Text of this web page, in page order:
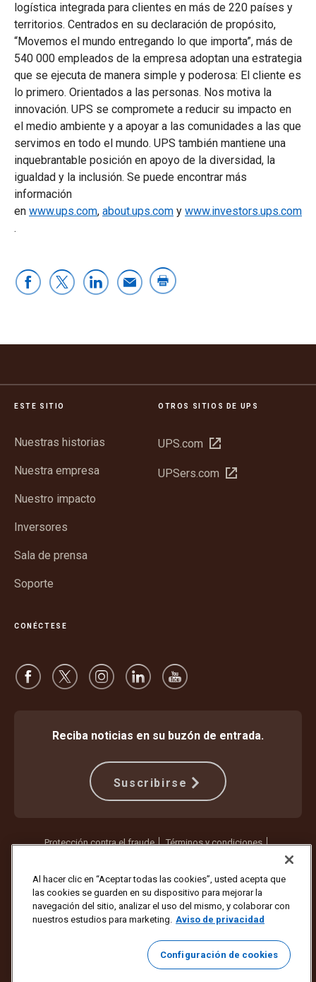
logística integrada para clientes en más de 220 países y
territorios. Centrados en su declaración de propósito,
“Movemos el mundo entregando lo que importa”, más de
540 000 empleados de la empresa adoptan una estrategia
que se ejecuta de manera simple y poderosa: El cliente es
lo primero. Orientados a las personas. Nos motiva la
innovación. UPS se compromete a reducir su impacto en
el medio ambiente y a apoyar a las comunidades a las que
servimos en todo el mundo. UPS también mantiene una
inquebrantable posición en apoyo de la diversidad, la
igualdad y la inclusión. Se puede encontrar más
información
en www.ups.com, about.ups.com y www.investors.ups.com
.
ESTE SITIO
Nuestras historias
Nuestra empresa
Nuestro impacto
Inversores
Sala de prensa
Soporte
OTROS SITIOS DE UPS
UPS.com Abrir
una
UPSers.com Abrir
CONÉCTESE
Reciba noticias en su buzón de entrada.
Suscribirse
Protección contra el fraude
Términos y condiciones
Copyright © 1994-2026 United Parcel Service of America, Inc. Todos
los derechos reservados. ¿Ya no quiere recibir actualizaciones por
correo electrónico?
Cancelar la suscripción aquí
Para actualizar todas las demás preferencias de correo electrónico o
cancelar la suscripción a los correos electrónicos de marketing de
haga clic aquí.
Al hacer clic en “Aceptar todas las cookies”, usted acepta que
las cookies se guarden en su dispositivo para mejorar la
navegación del sitio, analizar el uso del mismo, y colaborar con
nuestros estudios para marketing. Aviso de privacidad
Configuración de cookies